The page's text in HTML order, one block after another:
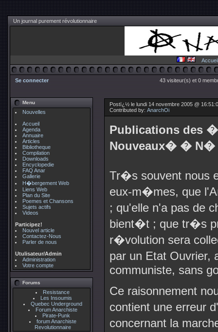
Un journal purement révolutionnaire
Accueil
Se connecter 43 visiteur(s) et 0
Menu
Nouvelles
Accueil
Agenda
Annuaire
Articles
Bibliotheque
Compilation
Downloads
Encyclopedie
FAQ Anar
Gallerie
H�bergement Web
Liens Web
Plan du Site
Poemes et Chansons
Sujets actifs
Videos
Participez!
Nouvel article
Contactez-Nous
Parler de nous
Utulisateur/Admin
Administration
Votre compte
Forums
Resistance
Les Insoumis
Quebec Underground
Forum Anarchiste
Pirate-Punk
forum Anarchiste
Revolutionnaire
Postï¿½ le lundi 14 novembre 2005 @
Contributed by: AnarchOi
Publications des
Nouveaux� � N�
Tr�s souvent nous
eux-m�mes, que
; qu'elle n'a pas de
bient�t ; que tr�s
r�volution sera
par un Etat
communiste, sans
Ce raisonnement
contient une erreur
concernant la